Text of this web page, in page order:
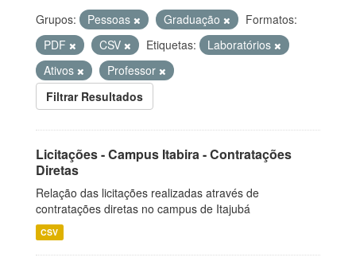
Grupos: Pessoas Graduação
Formatos:
PDF
CSV Etiquetas:
Laboratórios
Ativos
Professor
Filtrar Resultados
Licitações - Campus Itabira - Contratações
Diretas
Relação das licitações realizadas através de
contratações diretas no campus de Itajubá
CSV